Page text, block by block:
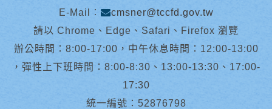
E-Mail︰
cmsner@tccfd.gov.tw
請以 Chrome、Edge、Safari、Firefox 瀏覽
辦公時間：8:00-17:00，中午休息時間：12:00-13:00
，彈性上下班時間：8:00-8:30、13:00-13:30、17:00-
17:30
統一編號：52876798